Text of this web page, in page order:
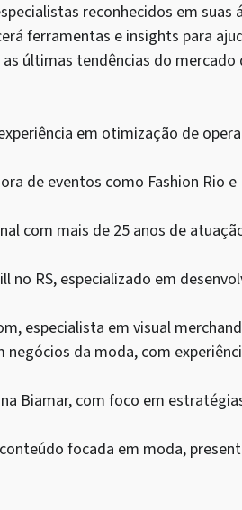
reconhecidos em suas
ferramentas e insights para
últimas tendências do mercado
em otimização de
de eventos como Fashion Rio e
com mais de 25 anos de
no RS, especializado em
especialista em visual
da moda, com
Biamar, com foco em
focada em moda,